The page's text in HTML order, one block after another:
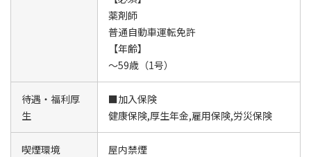
薬剤師
普通自動車運転免許
【年齢】
～59歳（1号）
待遇・福利厚
生
■加入保険
健康保険,厚生年金,雇用保険,労災保険
喫煙環境 屋内禁煙